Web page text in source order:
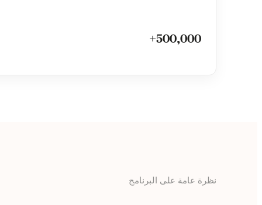
500,000+
نظرة عامة على البرنامج